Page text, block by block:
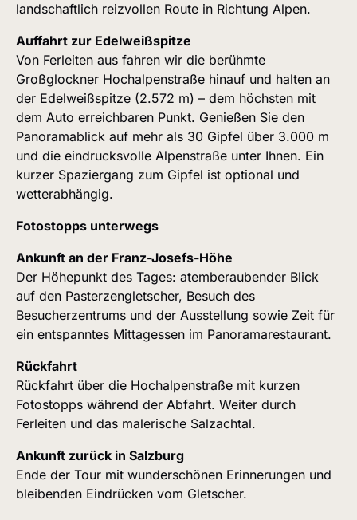
landschaftlich reizvollen Route in Richtung Alpen.
Auffahrt zur Edelweißspitze
Von Ferleiten aus fahren wir die berühmte
Großglockner Hochalpenstraße hinauf und halten an
der Edelweißspitze (2.572 m) – dem höchsten mit
dem Auto erreichbaren Punkt. Genießen Sie den
Panoramablick auf mehr als 30 Gipfel über 3.000 m
und die eindrucksvolle Alpenstraße unter Ihnen. Ein
kurzer Spaziergang zum Gipfel ist optional und
wetterabhängig.
Fotostopps unterwegs
Ankunft an der Franz-Josefs-Höhe
Der Höhepunkt des Tages: atemberaubender Blick
auf den Pasterzengletscher, Besuch des
Besucherzentrums und der Ausstellung sowie Zeit für
ein entspanntes Mittagessen im Panoramarestaurant.
Rückfahrt
Rückfahrt über die Hochalpenstraße mit kurzen
Fotostopps während der Abfahrt. Weiter durch
Ferleiten und das malerische Salzachtal.
Ankunft zurück in Salzburg
Ende der Tour mit wunderschönen Erinnerungen und
bleibenden Eindrücken vom Gletscher.